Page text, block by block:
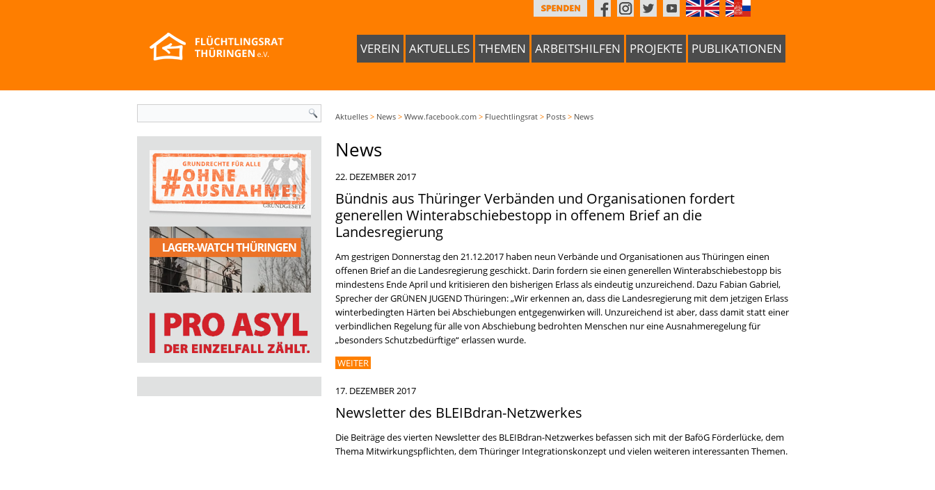
VEREIN AKTUELLES THEMEN ARBEITSHILFEN PROJEKTE PUBLIKATIONEN
Suchformular Aktuelles > News > Www.facebook.com > Fluechtlingsrat > Posts > News
News
22. DEZEMBER 2017
Bündnis aus Thüringer Verbänden und Organisationen fordert
generellen Winterabschiebestopp in offenem Brief an die
Landesregierung
Am gestrigen Donnerstag den 21.12.2017 haben neun Verbände und Organisationen aus Thüringen einen
offenen Brief an die Landesregierung geschickt. Darin fordern sie einen generellen Winterabschiebestopp bis
mindestens Ende April und kritisieren den bisherigen Erlass als eindeutig unzureichend. Dazu Fabian Gabriel,
Sprecher der GRÜNEN JUGEND Thüringen: „Wir erkennen an, dass die Landesregierung mit dem jetzigen Erlass
winterbedingten Härten bei Abschiebungen entgegenwirken will. Unzureichend ist aber, dass damit statt einer
verbindlichen Regelung für alle von Abschiebung bedrohten Menschen nur eine Ausnahmeregelung für
„besonders Schutzbedürftige“ erlassen wurde.
WEITER
17. DEZEMBER 2017
Newsletter des BLEIBdran-Netzwerkes
Die Beiträge des vierten Newsletter des BLEIBdran-Netzwerkes befassen sich mit der BaföG Förderlücke, dem
Thema Mitwirkungspflichten, dem Thüringer Integrationskonzept und vielen weiteren interessanten Themen.